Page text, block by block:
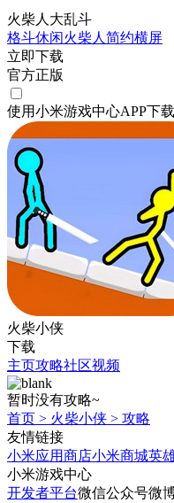
火柴人大乱斗
格斗休闲火柴人 简约横屏
立即下载
官方正版
使用小米游戏中心APP下载
火柴小侠
下载
主页攻略社区视频
暂时没有攻略~
首页 > 火柴小侠 > 攻略
友情链接
小米应用商店小米商城英
小米游戏中心
开发者平台微信公众号微